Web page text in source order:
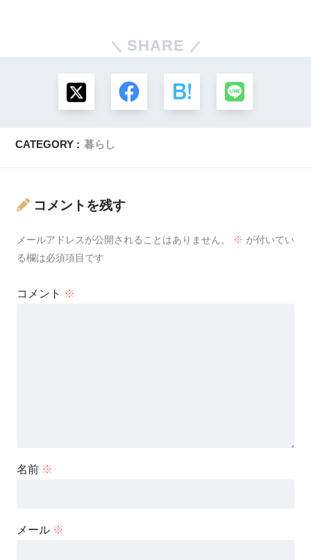
SHARE
CATEGORY : 暮らし
コメントを残す
メールアドレスが公開されることはありません。 ※ が付いてい
る欄は必須項目です
コメント ※
名前 ※
メール ※